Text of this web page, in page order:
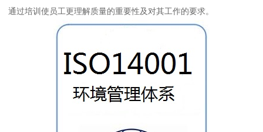
通过培训使员工更理解质量的重要性及对其工作的要求。